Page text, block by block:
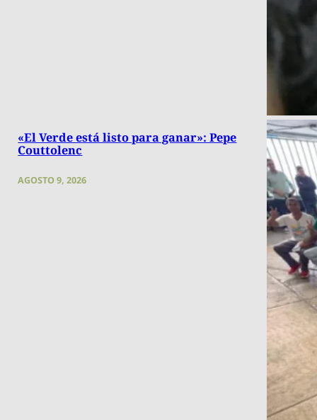
«El Verde está listo para ganar»: Pepe
Couttolenc
AGOSTO 9, 2026